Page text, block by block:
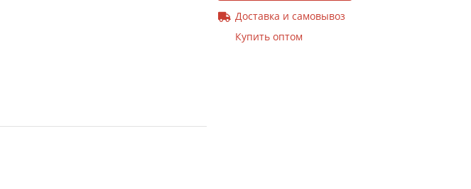
Доставка и самовывоз
Купить оптом